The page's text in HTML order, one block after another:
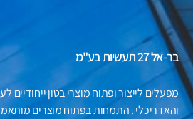
בר-אל 27 תעשיות בע"מ
מפעלים לייצור ופתוח מוצרי בטון
והאדריכלי . התמחות בפתוח מוצרים